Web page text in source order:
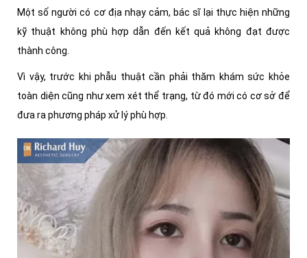
Một số người có cơ địa nhạy cảm, bác sĩ lại thực hiện những
kỹ thuật không phù hợp dẫn đến kết quả không đạt được
thành công.
Vì vậy, trước khi phẫu thuật cần phải thăm khám sức khỏe
toàn diện cũng như xem xét thể trạng, từ đó mới có cơ sở để
đưa ra phương pháp xử lý phù hợp.